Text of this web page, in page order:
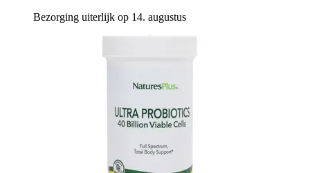
Bezorging uiterlijk op 14. augustus